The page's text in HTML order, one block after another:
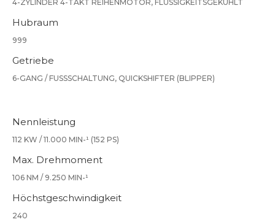
4-ZYLINDER 4-TAKT REIHENMOTOR, FLÜSSIGKEITSGEKÜHLT
Hubraum
999
Getriebe
6-GANG / FUSSSCHALTUNG, QUICKSHIFTER (BLIPPER)
Nennleistung
112 KW / 11.000 MIN-¹ (152 PS)
Max. Drehmoment
106 NM / 9.250 MIN-¹
Höchstgeschwindigkeit
240